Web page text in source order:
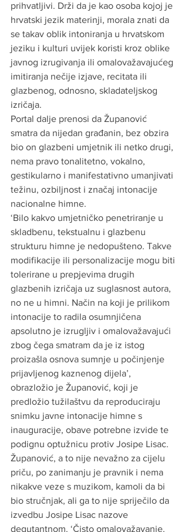
prihvatljivi. Drži da je kao osoba kojoj je
hrvatski jezik materinji, morala znati da
se takav oblik intoniranja u hrvatskom
jeziku i kulturi uvijek koristi kroz oblike
javnog izrugivanja ili omalovažavajućeg
imitiranja nečije izjave, recitata ili
glazbenog, odnosno, skladateljskog
izričaja.
Portal dalje prenosi da Županović
smatra da nijedan građanin, bez obzira
bio on glazbeni umjetnik ili netko drugi,
nema pravo tonalitetno, vokalno,
gestikularno i manifestativno umanjivati
težinu, ozbiljnost i značaj intonacije
nacionalne himne.
‘Bilo kakvo umjetničko penetriranje u
skladbenu, tekstualnu i glazbenu
strukturu himne je nedopušteno. Takve
modifikacije ili personalizacije mogu biti
tolerirane u prepjevima drugih
glazbenih izričaja uz suglasnost autora,
no ne u himni. Način na koji je prilikom
intonacije to radila osumnjičena
apsolutno je izrugljiv i omalovažavajući
zbog čega smatram da je iz istog
proizašla osnova sumnje u počinjenje
prijavljenog kaznenog dijela’,
obrazložio je Županović, koji je
predložio tužilaštvu da reproduciraju
snimku javne intonacije himne s
inauguracije, obave potrebne izvide te
podignu optužnicu protiv Josipe Lisac.
Županović, a to nije nevažno za cijelu
priču, po zanimanju je pravnik i nema
nikakve veze s muzikom, kamoli da bi
bio stručnjak, ali ga to nije spriječilo da
izvedbu Josipe Lisac nazove
degutantnom. ‘Čisto omalovažavanje.